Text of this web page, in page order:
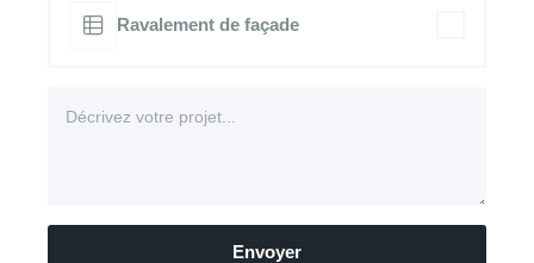
Ravalement de façade
Envoyer